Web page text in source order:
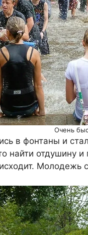
Очень
в фонтаны и
найти отдушину
Молодежь